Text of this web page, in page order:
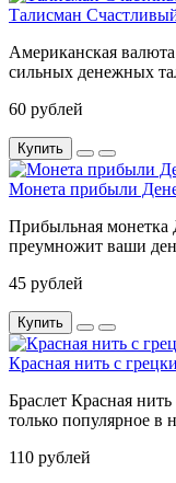
Талисман
Американская
сильных денежных
60 рублей
Купить
Монета прибыли
Прибыльная монетка
преумножит ваши
45 рублей
Купить
Красная нить с
Браслет Красная
только популярное в
110 рублей